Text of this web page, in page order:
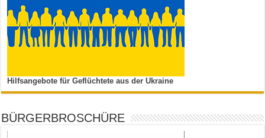
Hilfsangebote für Geflüchtete aus der Ukraine
BÜRGERBROSCHÜRE